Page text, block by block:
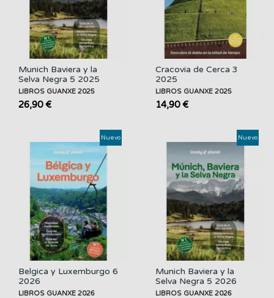
Munich Baviera y la
Selva Negra 5 2025
LIBROS GUANXE 2025
26,90 €
Cracovia de Cerca 3
2025
LIBROS GUANXE 2025
14,90 €
Belgica y Luxemburgo 6
2026
LIBROS GUANXE 2026
Nuevo
Munich Baviera y la
Selva Negra 5 2026
LIBROS GUANXE 2026
Nuevo